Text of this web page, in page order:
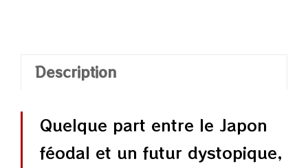
Japonais
Description
Quelque part entre le Japon
féodal et un futur dystopique,